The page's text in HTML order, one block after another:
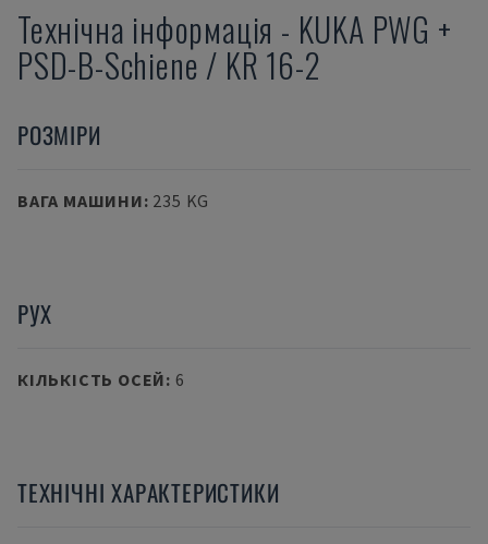
Технічна інформація - KUKA PWG +
PSD-B-Schiene / KR 16-2
РОЗМІРИ
ВАГА МАШИНИ: 235 KG
РУХ
КІЛЬКІСТЬ ОСЕЙ: 6
ТЕХНІЧНІ ХАРАКТЕРИСТИКИ